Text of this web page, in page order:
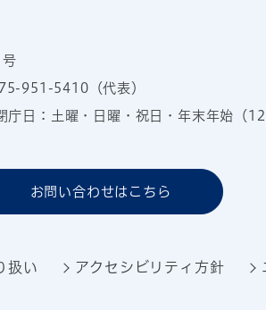
951-5410（代表）
庁日：土曜・日曜・祝日・年末年始（
お問い合わせはこちら
扱い アクセシビリティ方針